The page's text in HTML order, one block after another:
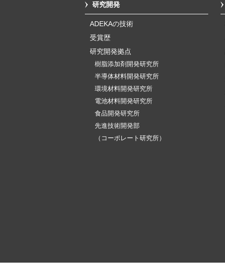
研究開発
ADEKAの技術
受賞歴
研究開発拠点
樹脂添加剤開発研究所
半導体材料開発研究所
環境材料開発研究所
電池材料開発研究所
食品開発研究所
先進技術開発部
（コーポレート研究所）